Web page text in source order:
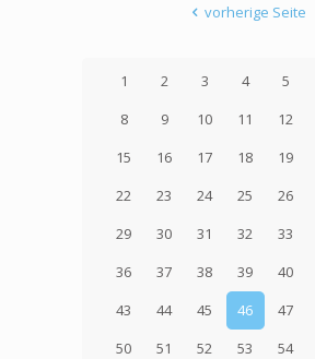
vorherige Seite
1 2 3 4 5
8
9 10 11 12
15
16 17 18 19
22
23 24 25 26
29
30 31 32 33
36
37 38 39 40
43
44 45 46 47
50
51 52 53 54